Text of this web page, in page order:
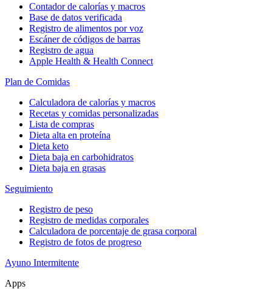
Contador de calorías y macros
Base de datos verificada
Registro de alimentos por voz
Escáner de códigos de barras
Registro de agua
Apple Health & Health Connect
Plan de Comidas
Calculadora de calorías y macros
Recetas y comidas personalizadas
Lista de compras
Dieta alta en proteína
Dieta keto
Dieta baja en carbohidratos
Dieta baja en grasas
Seguimiento
Registro de peso
Registro de medidas corporales
Calculadora de porcentaje de grasa corporal
Registro de fotos de progreso
Ayuno Intermitente
Apps